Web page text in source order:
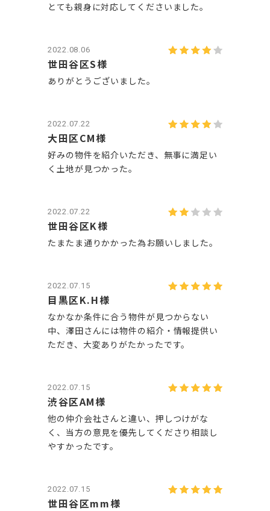
とても親身に対応してくださいました。
2022.08.06
世田谷区S様
ありがとうございました。
2022.07.22
大田区CM様
好みの物件を紹介いただき、無事に満足い
く土地が見つかった。
2022.07.22
世田谷区K様
たまたま通りかかった為お願いしました。
2022.07.15
目黒区K.H様
なかなか条件に合う物件が見つからない
中、澤田さんには物件の紹介・情報提供い
ただき、大変ありがたかったです。
2022.07.15
渋谷区AM様
他の仲介会社さんと違い、押しつけがな
く、当方の意見を優先してくださり相談し
やすかったです。
2022.07.15
世田谷区mm様